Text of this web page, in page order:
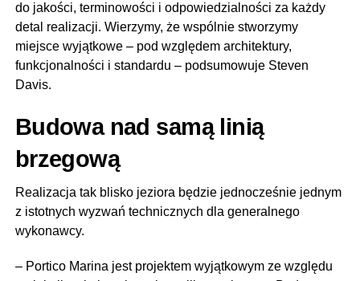
do jakości, terminowości i odpowiedzialności za każdy
detal realizacji. Wierzymy, że wspólnie stworzymy
miejsce wyjątkowe – pod względem architektury,
funkcjonalności i standardu – podsumowuje Steven
Davis.
Budowa nad samą linią
brzegową
Realizacja tak blisko jeziora będzie jednocześnie jednym
z istotnych wyzwań technicznych dla generalnego
wykonawcy.
– Portico Marina jest projektem wyjątkowym ze względu